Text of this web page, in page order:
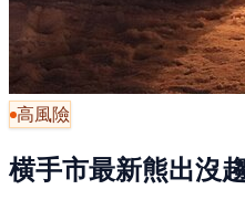
高風險
横手市最新熊出沒